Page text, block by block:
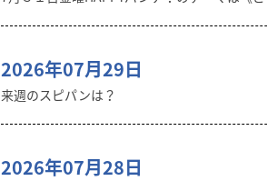
2026年07月29日
来週のスピパンは？
2026年07月28日